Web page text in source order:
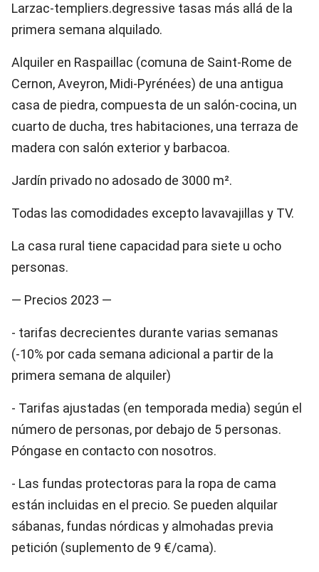
Larzac-templiers.degressive tasas más allá de la
primera semana alquilado.
Alquiler en Raspaillac (comuna de Saint-Rome de
Cernon, Aveyron, Midi-Pyrénées) de una antigua
casa de piedra, compuesta de un salón-cocina, un
cuarto de ducha, tres habitaciones, una terraza de
madera con salón exterior y barbacoa.
Jardín privado no adosado de 3000 m².
Todas las comodidades excepto lavavajillas y TV.
La casa rural tiene capacidad para siete u ocho
personas.
— Precios 2023 —
- tarifas decrecientes durante varias semanas
(-10% por cada semana adicional a partir de la
primera semana de alquiler)
- Tarifas ajustadas (en temporada media) según el
número de personas, por debajo de 5 personas.
Póngase en contacto con nosotros.
- Las fundas protectoras para la ropa de cama
están incluidas en el precio. Se pueden alquilar
sábanas, fundas nórdicas y almohadas previa
petición (suplemento de 9 €/cama).